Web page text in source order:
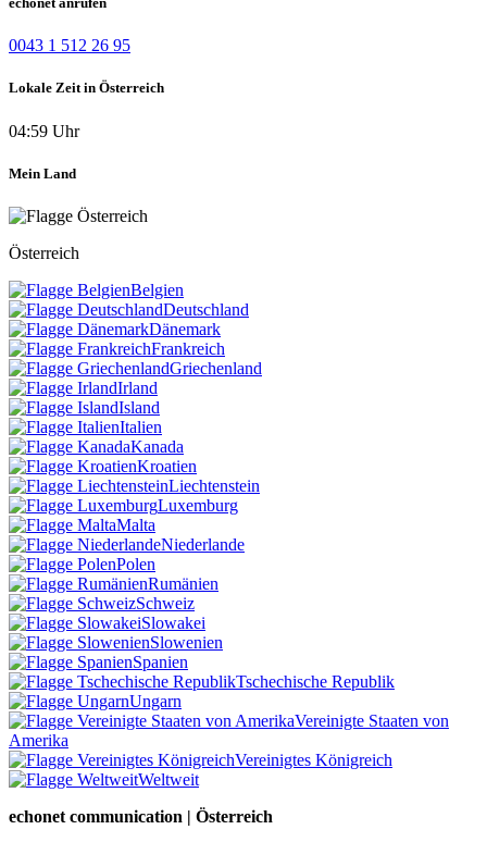
0043 1 512 26 95
Lokale Zeit in Österreich
04:59 Uhr
Mein Land
Österreich
Belgien
Deutschland
Dänemark
Frankreich
Griechenland
Irland
Island
Italien
Kanada
Kroatien
Liechtenstein
Luxemburg
Malta
Niederlande
Polen
Rumänien
Schweiz
Slowakei
Slowenien
Spanien
Tschechische Republik
Ungarn
Vereinigte Staaten von
Amerika
Vereinigtes Königreich
Weltweit
echonet communication | Österreich